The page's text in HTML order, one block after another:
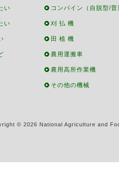
い
い
コンバイン（自脱型/普
刈 払 機
田 植 機
農用運搬車
農用高所作業機
その他の機械
© 2026 National Agriculture and